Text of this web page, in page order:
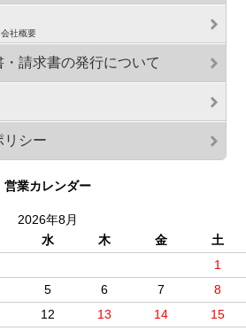
社概要
請求書の発行について
リシー
営業カレンダー
2026年8月
水 木 金
土
1
5 6 7
8
12 13 14
15